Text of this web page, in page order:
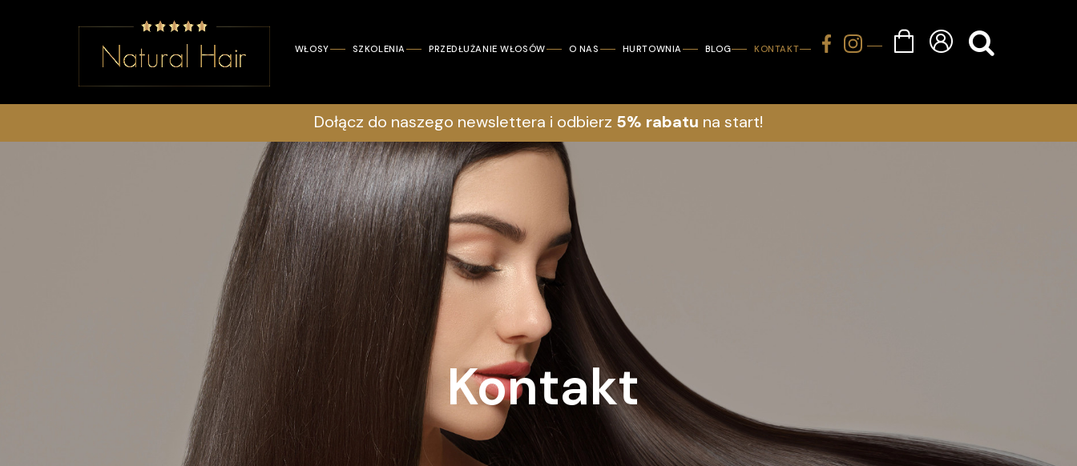
WŁOSY SZKOLENIA PRZEDŁUŻANIE WŁOSÓW O NAS HURTOWNIA BLOG KONTAKT
Dołącz do naszego newslettera i odbierz 5% rabatu na start!
Kontakt